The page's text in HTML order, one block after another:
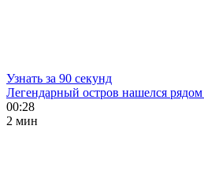
Узнать за 90 секунд
Легендарный остров нашелся
00:28
2 мин